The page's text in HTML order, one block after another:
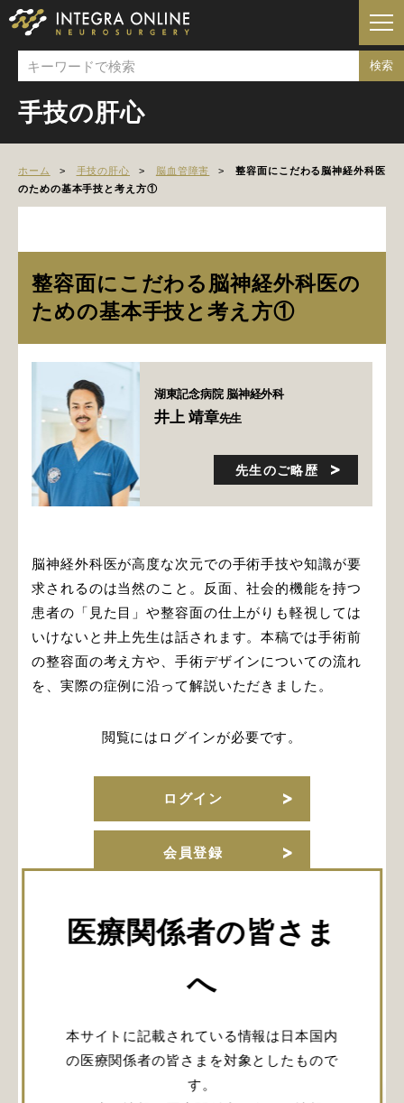
医療関係者の皆さま
へ
本サイトに記載されている情報は日本国内
の医療関係者の皆さまを対象としたもので
す。
手技の肝心
ホーム 手技の肝心 脳血管障害
整容面にこだわる脳神経外科医
のための基本手技と考え方①
整容面にこだわる脳神経外科医の
ための基本手技と考え方①
湖東記念病院 脳神経外科
井上 靖章先生
先生のご略歴
脳神経外科医が高度な次元での手術手技や知識が要
求されるのは当然のこと。反面、社会的機能を持つ
患者の「見た目」や整容面の仕上がりも軽視しては
いけないと井上先生は話されます。本稿では手術前
の整容面の考え方や、手術デザインについての流れ
を、実際の症例に沿って解説いただきました。
閲覧にはログインが必要です。
ログイン
会員登録
URLをコピー
関連記事